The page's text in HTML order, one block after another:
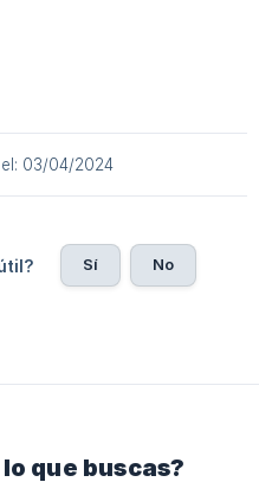
03/04/2024
Sí No
que buscas?